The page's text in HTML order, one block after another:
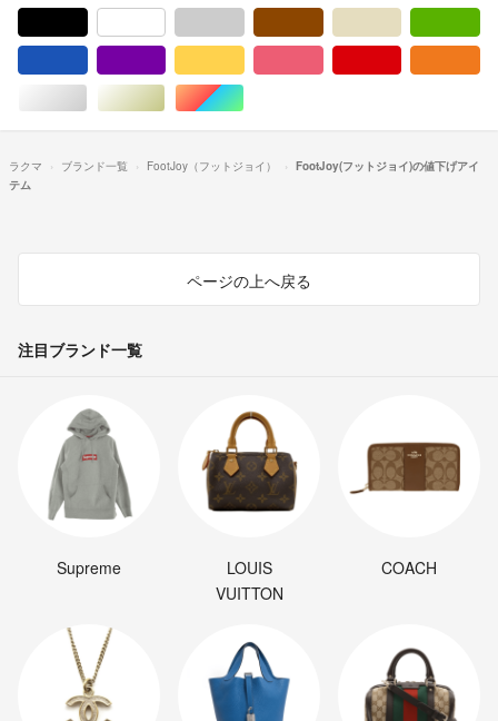
シルバー/銀色系ゴールド/金色系マルチカラー
ラクマ ブランド一覧 FootJoy（フットジョイ）
FootJoy(フットジョイ)の値下げアイ
テム
ページの上へ戻る
注目ブランド一覧
Supreme
LOUIS
VUITTON
COACH